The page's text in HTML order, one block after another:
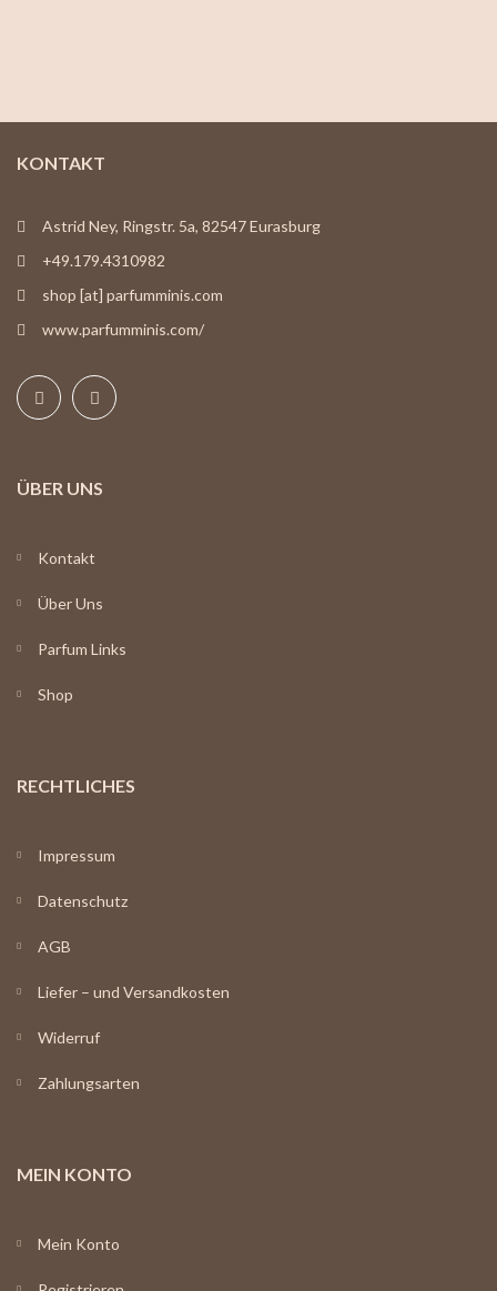
KONTAKT
Astrid Ney, Ringstr. 5a, 82547 Eurasburg
+49.179.4310982
shop [at] parfumminis.com
www.parfumminis.com/
ÜBER UNS
Kontakt
Über Uns
Parfum Links
Shop
RECHTLICHES
Impressum
Datenschutz
AGB
Liefer – und Versandkosten
Widerruf
Zahlungsarten
MEIN KONTO
Mein Konto